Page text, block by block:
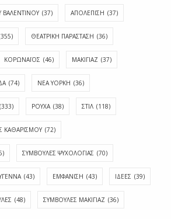
ΒΑΛΕΝΤΊΝΟΥ (37) ΑΠΟΛΈΠΙΣΗ (37)
ΘΕΑΤΡΙΚΗ ΠΑΡΑΣΤΑΣΗ (36)
ΚΟΡΩΝΑΪΟΣ (46) ΜΑΚΙΓΙΑΖ (37)
(74) ΝΕΑ ΥΟΡΚΗ (36)
(333) ΡΟΥΧΑ (38) ΣΤΙΛ (118)
ΚΑΘΑΡΙΣΜΟΥ (72)
ΣΥΜΒΟΥΛΕΣ ΨΥΧΟΛΟΓΙΑΣ (70)
(43) ΕΜΦΆΝΙΣΗ (43) ΙΔΈΕΣ (39)
(48) ΣΥΜΒΟΥΛΈΣ ΜΑΚΙΓΙΆΖ (36)